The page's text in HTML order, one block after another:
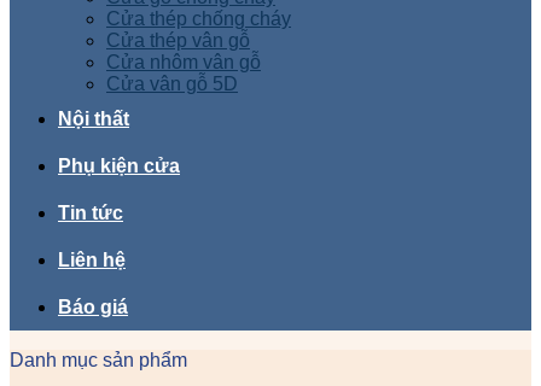
Cửa thép chống cháy
Cửa thép vân gỗ
Cửa nhôm vân gỗ
Cửa vân gỗ 5D
Nội thất
Phụ kiện cửa
Tin tức
Liên hệ
Báo giá
Danh mục sản phẩm